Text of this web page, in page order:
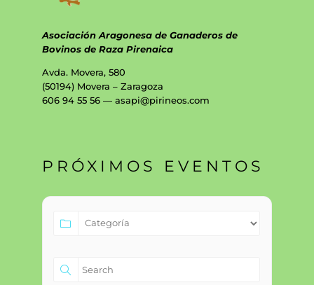
Asociación Aragonesa de Ganaderos de
Bovinos de Raza Pirenaica
Avda. Movera, 580
(50194) Movera – Zaragoza
606 94 55 56 — asapi@pirineos.com
PRÓXIMOS EVENTOS